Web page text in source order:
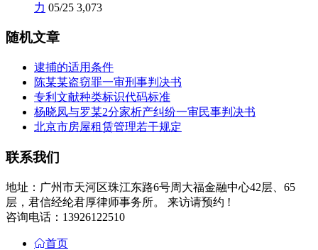
力 05/25 3,073
随机文章
逮捕的适用条件
陈某某盗窃罪一审刑事判决书
专利文献种类标识代码标准
杨晓凤与罗某2分家析产纠纷一审民事判决书
北京市房屋租赁管理若干规定
联系我们
地址：广州市天河区珠江东路6号周大福金融中心42层、65
层，君信经纶君厚律师事务所。 来访请预约 !
咨询电话：13926122510
首页